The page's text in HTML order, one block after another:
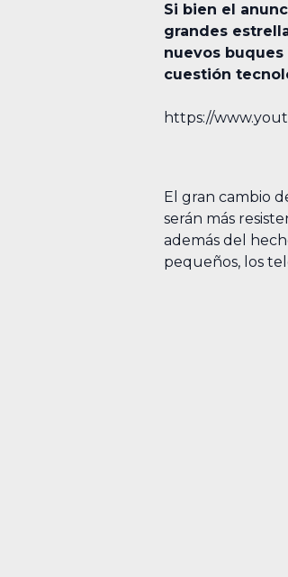
Si bien el
grandes
nuevos
cuestión
https://
El gran cambio
serán más
además del
pequeños, los